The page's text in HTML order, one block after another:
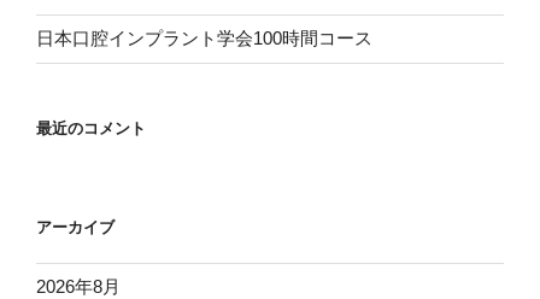
日本口腔インプラント学会100時間コース
最近のコメント
アーカイブ
2026年8月